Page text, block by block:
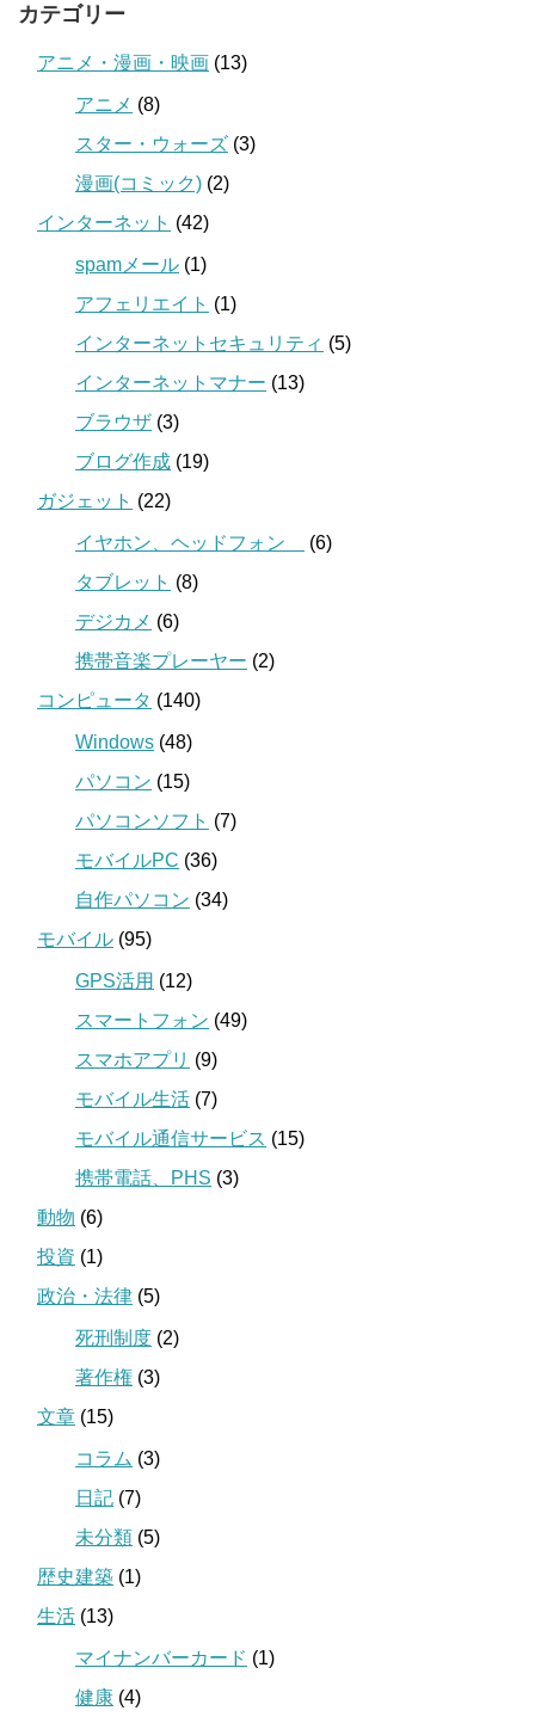
カテゴリー
アニメ・漫画・映画 (13)
アニメ (8)
スター・ウォーズ (3)
漫画(コミック) (2)
インターネット (42)
spamメール (1)
アフェリエイト (1)
インターネットセキュリティ (5)
インターネットマナー (13)
ブラウザ (3)
ブログ作成 (19)
ガジェット (22)
イヤホン、ヘッドフォン
(6)
タブレット (8)
デジカメ (6)
携帯音楽プレーヤー (2)
コンピュータ (140)
Windows (48)
パソコン (15)
パソコンソフト (7)
モバイルPC (36)
自作パソコン (34)
モバイル (95)
GPS活用 (12)
スマートフォン (49)
スマホアプリ (9)
モバイル生活 (7)
モバイル通信サービス (15)
携帯電話、PHS (3)
動物 (6)
投資 (1)
政治・法律 (5)
死刑制度 (2)
著作権 (3)
文章 (15)
コラム (3)
日記 (7)
未分類 (5)
歴史建築 (1)
生活 (13)
マイナンバーカード (1)
健康 (4)